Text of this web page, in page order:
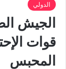
الدولي
الجيش
قوات
المحبس